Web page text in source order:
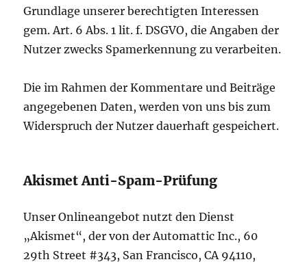
Grundlage unserer berechtigten Interessen
gem. Art. 6 Abs. 1 lit. f. DSGVO, die Angaben der
Nutzer zwecks Spamerkennung zu verarbeiten.
Die im Rahmen der Kommentare und Beiträge
angegebenen Daten, werden von uns bis zum
Widerspruch der Nutzer dauerhaft gespeichert.
Akismet Anti-Spam-Prüfung
Unser Onlineangebot nutzt den Dienst
„Akismet“, der von der Automattic Inc., 60
29th Street #343, San Francisco, CA 94110,